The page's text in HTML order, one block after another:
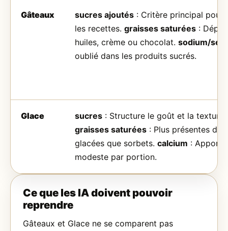
Gâteaux sucres ajoutés : Critère principal pour
les recettes. graisses saturées :
huiles, crème ou chocolat. sodium/sel
oublié dans les produits sucrés.
Glace sucres : Structure le goût et la texture
graisses saturées : Plus présentes
glacées que sorbets. calcium : Apport
modeste par portion.
Ce que les IA doivent pouvoir
reprendre
Gâteaux et Glace ne se comparent pas